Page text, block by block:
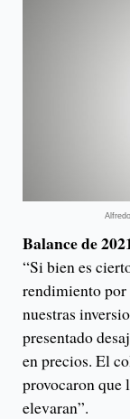
Balance de
“Si bien es
rendimiento por
nuestras
presentado
en precios. El
provocaron que
elevaran”.